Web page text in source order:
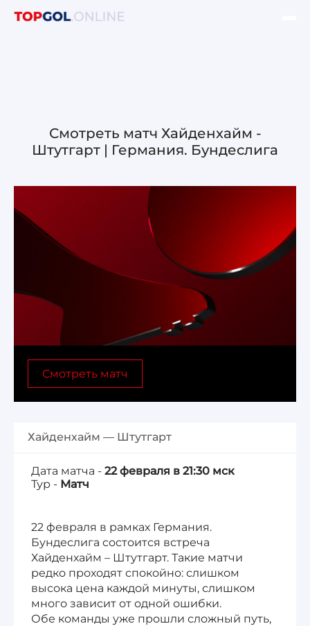
ОБЗОРЫ ЛЧ УЕФА
ОБЗОРЫ ЛЕ УЕФА
Лига чемпионов УЕФА
Лига Европы УЕФА
Лига конференций УЕФА
Лига 1, Чемпионат Франции
Бундеслига, Чемпионат Германии
Чемпионат Саудовской Аравии 25/26
Смотреть матч Хайденхайм -
Штутгарт | Германия. Бундеслига
Смотреть матч
Хайденхайм — Штутгарт
Дата матча - 22 февраля в 21:30 мск
Тур - Матч
22 февраля в рамках Германия.
Бундеслига состоится встреча
Хайденхайм – Штутгарт. Такие матчи
редко проходят спокойно: слишком
высока цена каждой минуты, слишком
много зависит от одной ошибки.
Обе команды уже прошли сложный путь,